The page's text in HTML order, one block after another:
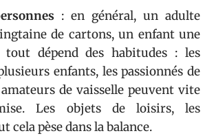
: en général, un adulte
de cartons, un enfant une
tout dépend des habitudes : les
enfants, les passionnés de
de vaisselle peuvent vite
Les objets de loisirs, les
cela pèse dans la balance.